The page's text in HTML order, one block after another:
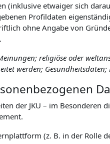
(inklusive etwaiger sich
Profildaten
ohne Angabe von
religiöse oder
werden;
der JKU – im
(z. B. in der Rolle